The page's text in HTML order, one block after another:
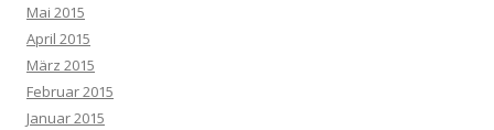
Mai 2015
April 2015
März 2015
Februar 2015
Januar 2015